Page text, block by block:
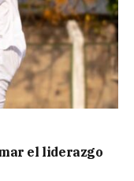
el liderazgo